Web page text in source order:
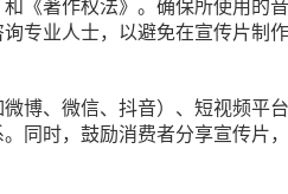
《著作权法》。确保所使用的
专业人士，以避免在宣传片制
博、微信、抖音）、短视频平
同时，鼓励消费者分享宣传片